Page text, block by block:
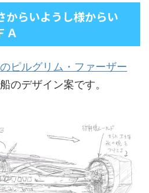
からいようし様からい
Ａ
ピルグリム・ファーザー
のデザイン案です。